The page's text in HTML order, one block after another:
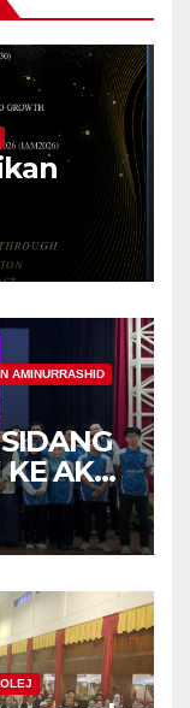
AMINURRASHID
AKSI,